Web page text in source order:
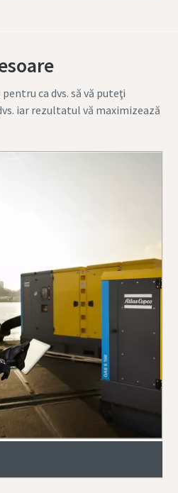
ca dvs. să vă puteţi
iar rezultatul vă maximizează